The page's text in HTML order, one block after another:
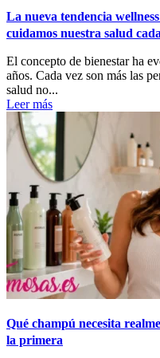
La nueva tendencia
cuidamos nuestra salud
El concepto de bienestar ha
años. Cada vez son más las
salud no...
Leer más
Qué champú necesita
la primera